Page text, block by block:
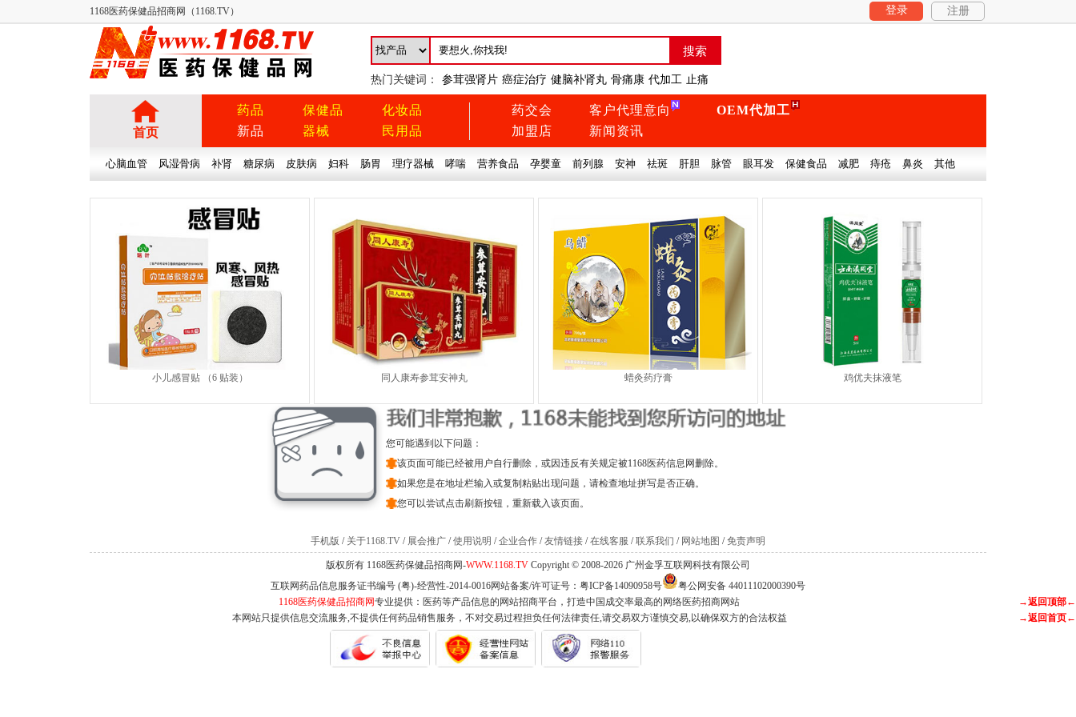
1168医药保健品招商网（1168.TV） 登录 注册
热门关键词： 参茸强肾片 癌症治疗 健脑补肾丸 骨痛康 代加工 止痛
首页
药品
新品
保健品
器械
化妆品
民用品
药交会
加盟店
客户代理意向
新闻资讯
OEM代加工
心脑血管 风湿骨病 补肾 糖尿病 皮肤病 妇科 肠胃 理疗器械 哮喘 营养食品 孕婴童 前列腺 安神 祛斑 肝胆 脉管 眼耳发 保健食品 减肥 痔疮 鼻炎 其他
小儿感冒贴 （6 贴装） 同人康寿参茸安神丸 蜡灸药疗膏 鸡优夫抹液笔
您可能遇到以下问题：
该页面可能已经被用户自行删除，或因违反有关规定被1168医药信息网删除。
如果您是在地址栏输入或复制粘贴出现问题，请检查地址拼写是否正确。
您可以尝试点击刷新按钮，重新载入该页面。
手机版 / 关于1168.TV / 展会推广 /使用说明 /企业合作 /友情链接 /在线客服 /联系我们 / 网站地图 /免责声明
版权所有 1168医药保健品招商网-WWW.1168.TV Copyright © 2008-2026 广州金孚互联网科技有限公司
互联网药品信息服务证书编号 (粤)-经营性-2014-0016网站备案/许可证号： 粤ICP备14090958号
粤公网安备 44011102000390号
1168医药保健品招商网专业提供：医药等产品信息的网站招商平台，打造中国成交率最高的网络医药招商网站
→返回顶部←
本网站只提供信息交流服务,不提供任何药品销售服务，不对交易过程担负任何法律责任,请交易双方谨慎交易,以确保双方的合法权益
→返回首页←